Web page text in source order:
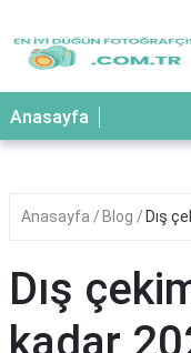
Anasayfa
Anasayfa Blog Dış
Dış
kadar